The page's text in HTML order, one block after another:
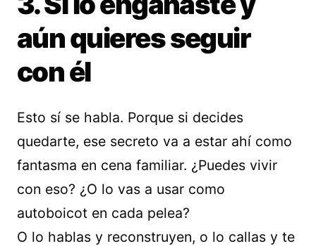
aún quieres seguir
con él
Esto sí se habla. Porque si decides
quedarte, ese secreto va a estar ahí como
fantasma en cena familiar. ¿Puedes vivir
con eso? ¿O lo vas a usar como
autoboicot en cada pelea?
O lo hablas y reconstruyen, o lo callas y te